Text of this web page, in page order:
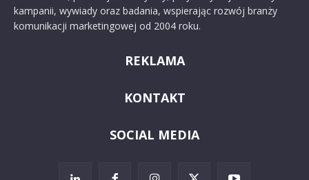
kampanii, wywiady oraz badania, wspierając rozwój branży
komunikacji marketingowej od 2004 roku.
REKLAMA
KONTAKT
SOCIAL MEDIA